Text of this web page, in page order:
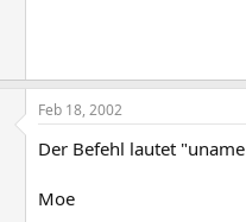
Feb 18, 2002
Der Befehl lautet
Moe